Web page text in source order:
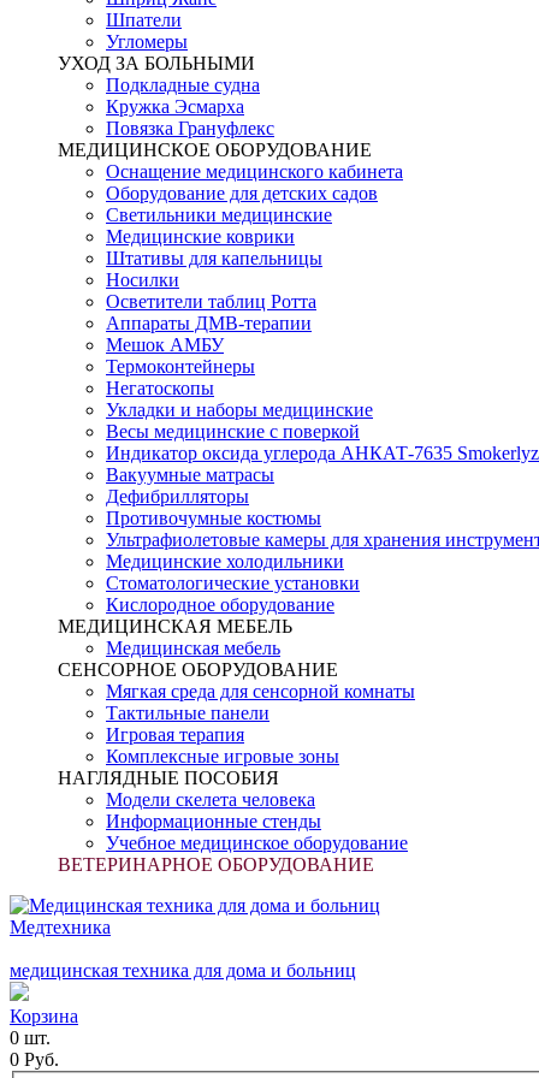
Шпатели
Угломеры
УХОД ЗА БОЛЬНЫМИ
Подкладные судна
Кружка Эсмарха
Повязка Грануфлекс
МЕДИЦИНСКОЕ ОБОРУДОВАНИЕ
Оснащение медицинского кабинета
Оборудование для детских садов
Светильники медицинские
Медицинские коврики
Штативы для капельницы
Носилки
Осветители таблиц Ротта
Аппараты ДМВ-терапии
Мешок АМБУ
Термоконтейнеры
Негатоскопы
Укладки и наборы медицинские
Весы медицинские с поверкой
Индикатор оксида углерода АНКАТ-7635
Вакуумные матрасы
Дефибрилляторы
Противочумные костюмы
Ультрафиолетовые камеры для хранения
Медицинские холодильники
Стоматологические установки
Кислородное оборудование
МЕДИЦИНСКАЯ МЕБЕЛЬ
Медицинская мебель
СЕНСОРНОЕ ОБОРУДОВАНИЕ
Мягкая среда для сенсорной комнаты
Тактильные панели
Игровая терапия
Комплексные игровые зоны
НАГЛЯДНЫЕ ПОСОБИЯ
Модели скелета человека
Информационные стенды
Учебное медицинское оборудование
ВЕТЕРИНАРНОЕ ОБОРУДОВАНИЕ
Медтехника
медицинская техника для дома и больниц
Корзина
0 шт.
0 Руб.